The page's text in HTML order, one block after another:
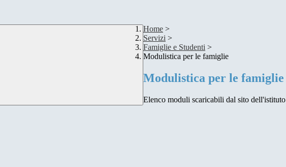
Home >
Servizi >
Famiglie e Studenti >
Modulistica per le famiglie
Modulistica per le famiglie
Elenco moduli scaricabili dal sito dell'istituto